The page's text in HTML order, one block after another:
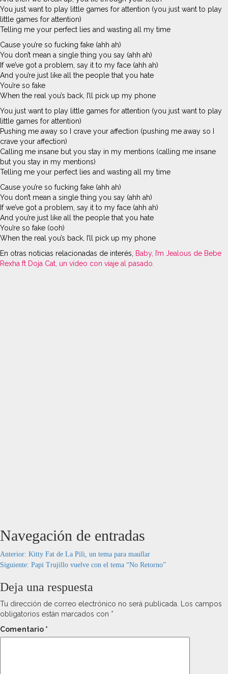
You just want to play little games for attention (you just want to play
little games for attention)
Telling me your perfect lies and wasting all my time
Cause you’re so fucking fake (ahh ah)
You don’t mean a single thing you say (ahh ah)
If we’ve got a problem, say it to my face (ahh ah)
And you’re just like all the people that you hate
You’re so fake
When the real you’s back, I’ll pick up my phone
You just want to play little games for attention (you just want to play
little games for attention)
Pushing me away so I crave your affection (pushing me away so I
crave your affection)
Calling me insane but you stay in my mentions (calling me insane
but you stay in my mentions)
Telling me your perfect lies and wasting all my time
Cause you’re so fucking fake (ahh ah)
You don’t mean a single thing you say (ahh ah)
If we’ve got a problem, say it to my face (ahh ah)
And you’re just like all the people that you hate
You’re so fake (ooh)
When the real you’s back, I’ll pick up my phone
En otras noticias relacionadas de interés,
Baby, I’m Jealous de Bebe
Rexha ft Doja Cat, un vídeo con viaje al pasado.
Navegación de entradas
Anterior: Kitty Fat de La Pili, un tema para maullar
Siguiente: Papi Trujillo vuelve con el tema “No Retorno”
Deja una respuesta
Tu dirección de correo electrónico no será publicada.
Los campos
obligatorios están marcados con *
Comentario *